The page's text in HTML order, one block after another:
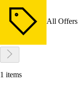
All Offers
1 items